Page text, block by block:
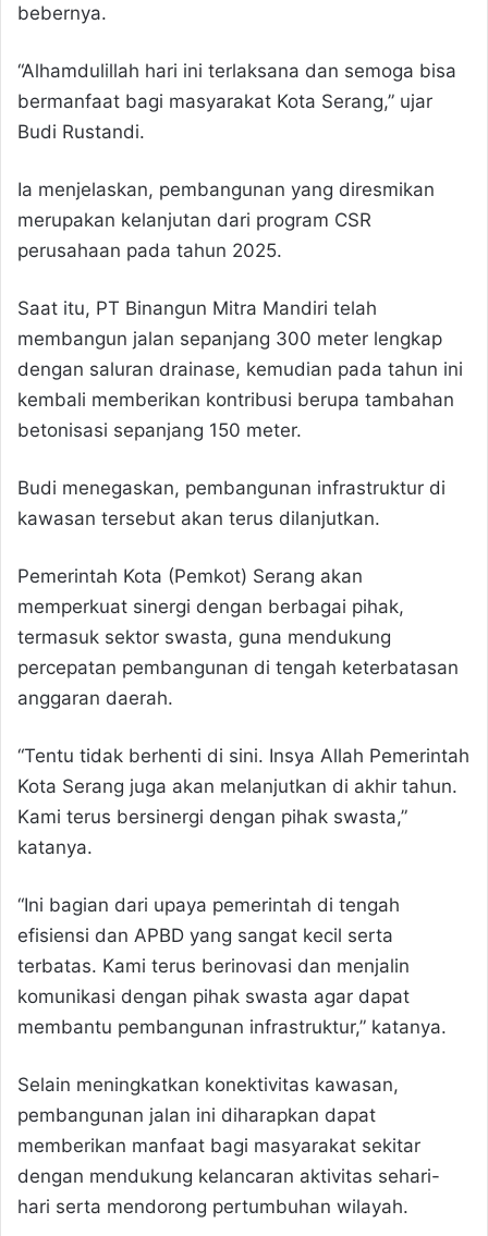
bebernya.
“Alhamdulillah hari ini terlaksana dan semoga bisa
bermanfaat bagi masyarakat Kota Serang,” ujar
Budi Rustandi.
Ia menjelaskan, pembangunan yang diresmikan
merupakan kelanjutan dari program CSR
perusahaan pada tahun 2025.
Saat itu, PT Binangun Mitra Mandiri telah
membangun jalan sepanjang 300 meter lengkap
dengan saluran drainase, kemudian pada tahun ini
kembali memberikan kontribusi berupa tambahan
betonisasi sepanjang 150 meter.
Budi menegaskan, pembangunan infrastruktur di
kawasan tersebut akan terus dilanjutkan.
Pemerintah Kota (Pemkot) Serang akan
memperkuat sinergi dengan berbagai pihak,
termasuk sektor swasta, guna mendukung
percepatan pembangunan di tengah keterbatasan
anggaran daerah.
“Tentu tidak berhenti di sini. Insya Allah Pemerintah
Kota Serang juga akan melanjutkan di akhir tahun.
Kami terus bersinergi dengan pihak swasta,”
katanya.
“Ini bagian dari upaya pemerintah di tengah
efisiensi dan APBD yang sangat kecil serta
terbatas. Kami terus berinovasi dan menjalin
komunikasi dengan pihak swasta agar dapat
membantu pembangunan infrastruktur,” katanya.
Selain meningkatkan konektivitas kawasan,
pembangunan jalan ini diharapkan dapat
memberikan manfaat bagi masyarakat sekitar
dengan mendukung kelancaran aktivitas sehari-
hari serta mendorong pertumbuhan wilayah.